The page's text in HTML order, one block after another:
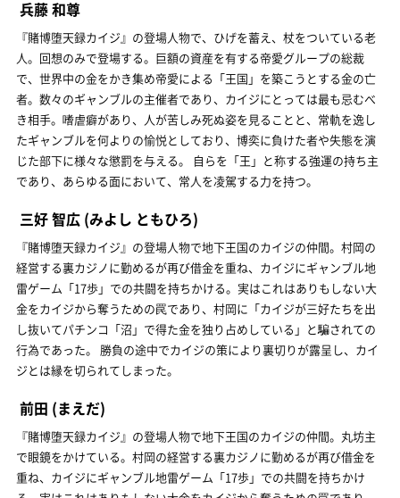
兵藤 和尊
『賭博堕天録カイジ』の登場人物で、ひげを蓄え、杖をついている老
人。回想のみで登場する。巨額の資産を有する帝愛グループの総裁
で、世界中の金をかき集め帝愛による「王国」を築こうとする金の亡
者。数々のギャンブルの主催者であり、カイジにとっては最も忌むべ
き相手。嗜虐癖があり、人が苦しみ死ぬ姿を見ることと、常軌を逸し
たギャンブルを何よりの愉悦としており、博奕に負けた者や失態を演
じた部下に様々な懲罰を与える。 自らを「王」と称する強運の持ち主
であり、あらゆる面において、常人を凌駕する力を持つ。
三好 智広 (みよし ともひろ)
『賭博堕天録カイジ』の登場人物で地下王国のカイジの仲間。村岡の
経営する裏カジノに勤めるが再び借金を重ね、カイジにギャンブル地
雷ゲーム「17歩」での共闘を持ちかける。実はこれはありもしない大
金をカイジから奪うための罠であり、村岡に「カイジが三好たちを出
し抜いてパチンコ「沼」で得た金を独り占めしている」と騙されての
行為であった。 勝負の途中でカイジの策により裏切りが露呈し、カイ
ジとは縁を切られてしまった。
前田 (まえだ)
『賭博堕天録カイジ』の登場人物で地下王国のカイジの仲間。丸坊主
で眼鏡をかけている。村岡の経営する裏カジノに勤めるが再び借金を
重ね、カイジにギャンブル地雷ゲーム「17歩」での共闘を持ちかけ